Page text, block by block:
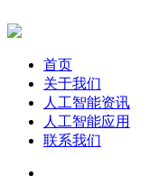
首页
关于我们
人工智能资讯
人工智能应用
联系我们